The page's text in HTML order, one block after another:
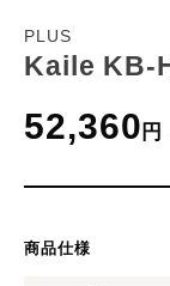
PLUS
Kaile KB-
52,360 円
商品仕様